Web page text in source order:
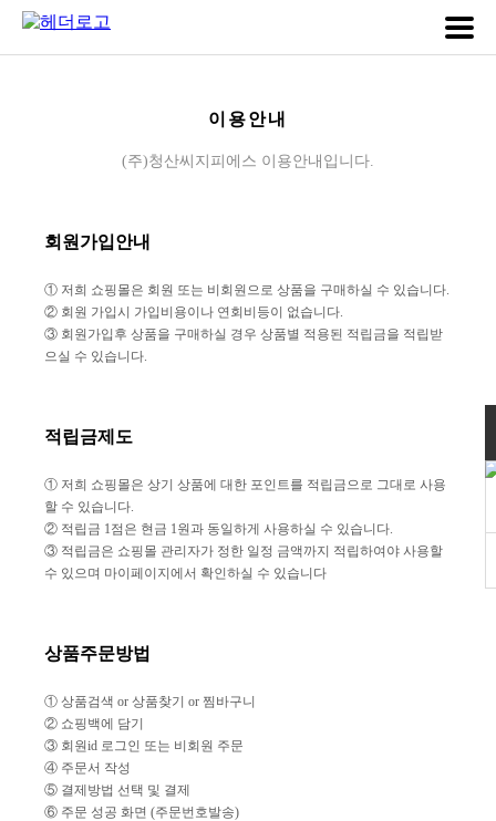
이용안내
(주)청산씨지피에스 이용안내입니다.
회원가입안내
① 저희 쇼핑몰은 회원 또는 비회원으로 상품을 구매하실 수 있습니다.
② 회원 가입시 가입비용이나 연회비등이 없습니다.
③ 회원가입후 상품을 구매하실 경우 상품별 적용된 적립금을 적립받
으실 수 있습니다.
적립금제도
① 저희 쇼핑몰은 상기 상품에 대한 포인트를 적립금으로 그대로 사용
할 수 있습니다.
② 적립금 1점은 현금 1원과 동일하게 사용하실 수 있습니다.
③ 적립금은 쇼핑몰 관리자가 정한 일정 금액까지 적립하여야 사용할
수 있으며 마이페이지에서 확인하실 수 있습니다
상품주문방법
① 상품검색 or 상품찾기 or 찜바구니
② 쇼핑백에 담기
③ 회원id 로그인 또는 비회원 주문
④ 주문서 작성
⑤ 결제방법 선택 및 결제
⑥ 주문 성공 화면 (주문번호발송)